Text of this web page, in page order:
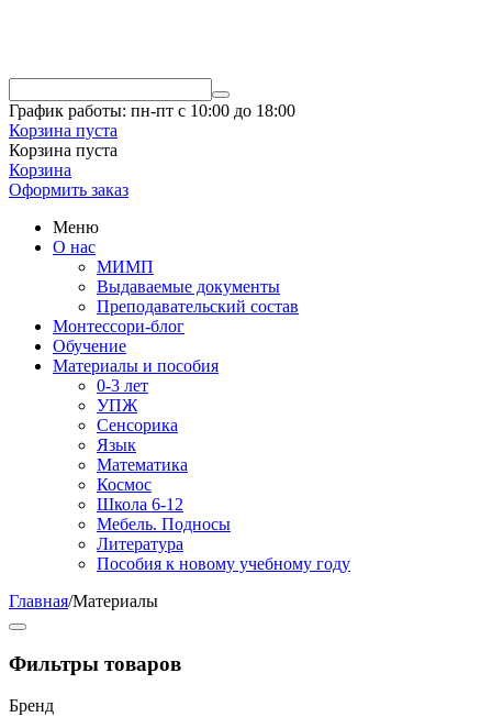
График работы: пн-пт с 10:00 до 18:00
Корзина пуста
Корзина пуста
Корзина
Оформить заказ
Меню
О нас
МИМП
Выдаваемые документы
Преподавательский состав
Монтессори-блог
Обучение
Материалы и пособия
0-3 лет
УПЖ
Сенсорика
Язык
Математика
Космос
Школа 6-12
Мебель. Подносы
Литература
Пособия к новому учебному году
Главная/Материалы
Фильтры товаров
Бренд